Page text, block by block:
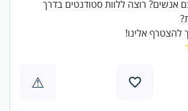
אנשים? רוצה ללוות סטודנטים בדרך
להצטרף אלינו!
⚠